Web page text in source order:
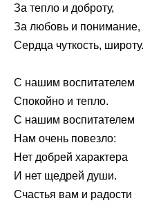
За тепло и доброту,
За любовь и понимание,
Сердца чуткость, широту.
С нашим воспитателем
Спокойно и тепло.
С нашим воспитателем
Нам очень повезло:
Нет добрей характера
И нет щедрей души.
Счастья вам и радости